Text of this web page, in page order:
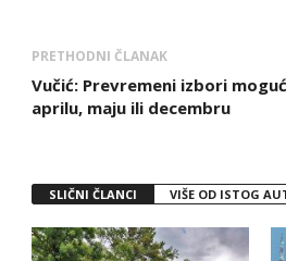
PRETHODNI ČLANAK
Vučić: Prevremeni izbori
aprilu, maju ili decembru
SLIČNI ČLANCI VIŠE OD ISTOG